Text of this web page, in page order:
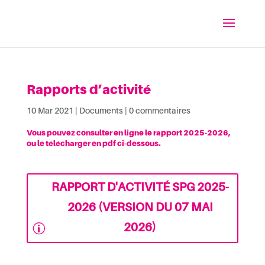
Rapports d’activité
10 Mar 2021 Documents| 0 commentaires
Vous pouvez consulter en ligne le rapport 2025-2026,
ou le télécharger en pdf ci-dessous.
RAPPORT D'ACTIVITÉ SPG 2025-
2026 (VERSION DU 07 MAI
2026)